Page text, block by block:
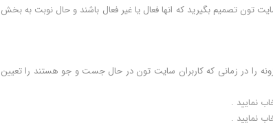
تون تصمیم بگیرید که انها فعال یا غیر فعال باشند و حال نوبت به بخش
را در زمانی که کاربران سایت تون در حال جست و جو هستند را تعیین